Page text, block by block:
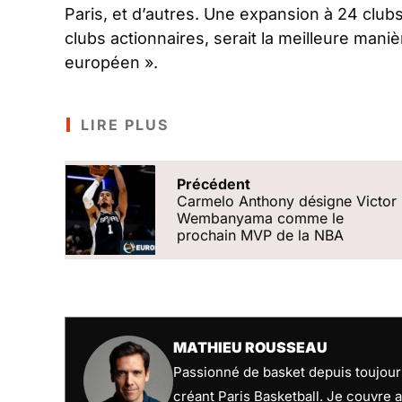
Paris, et d’autres. Une expansion à 24
clubs actionnaires, serait la meilleure
européen ».
LIRE PLUS
Précédent
Carmelo Anthony désigne Victor
Wembanyama comme le
prochain MVP de la NBA
MATHIEU ROUSSEAU
Passionné de basket depuis
créant Paris Basketball. Je couvre